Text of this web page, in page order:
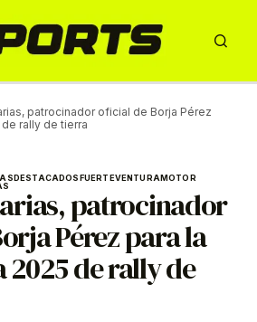
patrocinador oficial de Borja Pérez
rally de tierra
DESTACADOSFUERTEVENTURAMOTOR
patrocinador
Pérez para la
de rally de